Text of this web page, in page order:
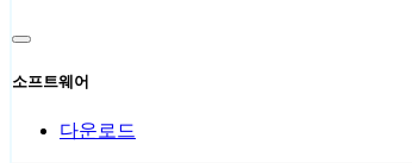
소프트웨어
다운로드